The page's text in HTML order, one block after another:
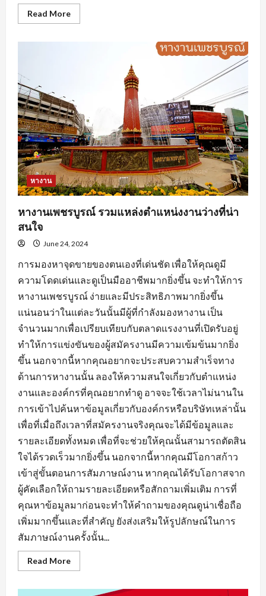
Read MoreRead
more
ใจ
องค์กร
หางาน
หางานเพชรบูรณ์ รวมแหล่งตำแหน่งงานว่างที่น่า
สนใจ
June 24, 2024
การมองหาจุดขายของตนเองที่เด่นชัด เพื่อให้คุณดูมี
ความโดดเด่นและดูเป็นมืออาชีพมากยิ่งขึ้น จะทำให้การ
หางานเพชรบูรณ์ ง่ายและมีประสิทธิภาพมากยิ่งขึ้น
แน่นอนว่าในแต่ละวันนั้นมีผู้ที่กำลังมองหางาน เป็น
จำนวนมากเพื่อเปรียบเทียบกับตลาดแรงงานที่เปิดรับอยู่
ทำให้การแข่งขันของผู้สมัครงานมีความเข้มข้นมากยิ่ง
ขึ้น นอกจากนี้หากคุณอยากจะประสบความสำเร็จทาง
ด้านการหางานนั้น ลองให้ความสนใจเกี่ยวกับตำแหน่ง
งานและองค์กรที่คุณอยากทำดู อาจจะใช้เวลาไม่นานใน
การเข้าไปค้นหาข้อมูลเกี่ยวกับองค์กรหรือบริษัทเหล่านั้น
เพื่อที่เมื่อถึงเวลาที่สมัครงานจริงคุณจะได้มีข้อมูลและ
รายละเอียดทั้งหมด เพื่อที่จะช่วยให้คุณนั้นสามารถตัดสิน
ใจได้รวดเร็วมากยิ่งขึ้น นอกจากนี้หากคุณมีโอกาสก้าว
เข้าสู่ขั้นตอนการสัมภาษณ์งาน หากคุณได้รับโอกาสจาก
ผู้คัดเลือกให้ถามรายละเอียดหรือสักถามเพิ่มเติม การที่
คุณหาข้อมูลมาก่อนจะทำให้คำถามของคุณดูน่าเชื่อถือ
เพิ่มมากขึ้นและที่สำคัญ ยังส่งเสริมให้รูปลักษณ์ในการ
สัมภาษณ์งานครั้งนั้น...
Read MoreRead
more